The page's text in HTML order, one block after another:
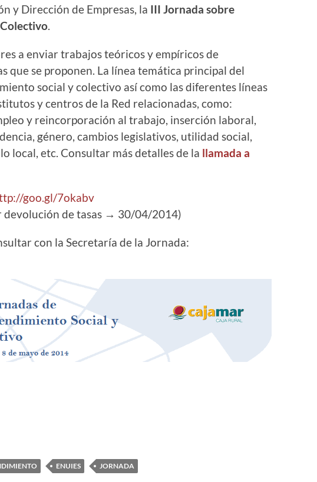
y Dirección de Empresas, la III Jornada sobre
a enviar trabajos teóricos y empíricos de
que se proponen. La línea temática principal del
social y colectivo así como las diferentes líneas
y centros de la Red relacionadas, como:
y reincorporación al trabajo, inserción laboral,
género, cambios legislativos, utilidad social,
local, etc. Consultar más detalles de la llamada a
goo.gl/7okabv
devolución de tasas → 30/04/2014)
con la Secretaría de la Jornada:
ENUIES JORNADA